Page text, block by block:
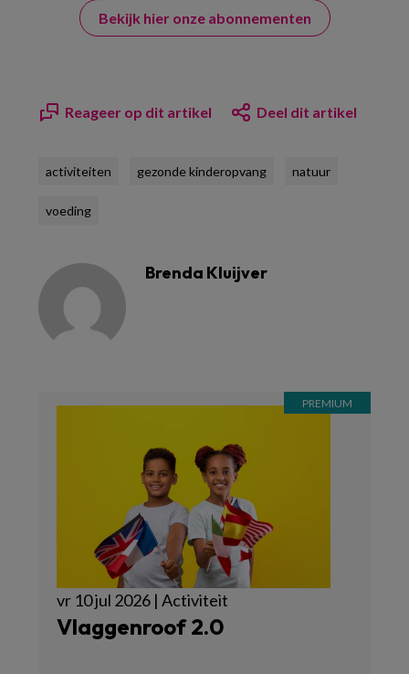
Bekijk hier onze abonnementen
Reageer op dit artikel Deel dit artikel
activiteiten gezonde kinderopvang natuur
voeding
Brenda Kluijver
vr 10 jul 2026 | Activiteit
Vlaggenroof 2.0